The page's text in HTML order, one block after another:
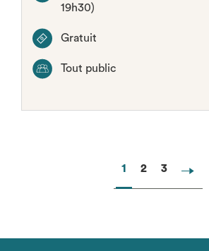
19h30)
Gratuit
Tout public
Page
1 Page
2 Page
3
Page